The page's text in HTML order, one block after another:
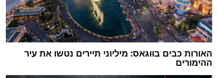
האורות כבים בווגאס: מיליוני תיירים נטשו את עיר
ההימורים